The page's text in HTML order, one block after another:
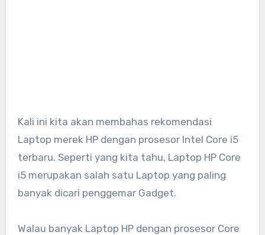
Kali ini kita akan membahas rekomendasi
Laptop merek HP dengan prosesor Intel Core i5
terbaru. Seperti yang kita tahu, Laptop HP Core
i5 merupakan salah satu Laptop yang paling
banyak dicari penggemar Gadget.
Walau banyak Laptop HP dengan prosesor Core